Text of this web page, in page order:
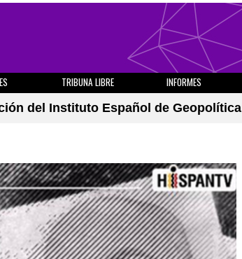
TRIBUNA LIBRE INFORMES
del Instituto Español de Geopolítica